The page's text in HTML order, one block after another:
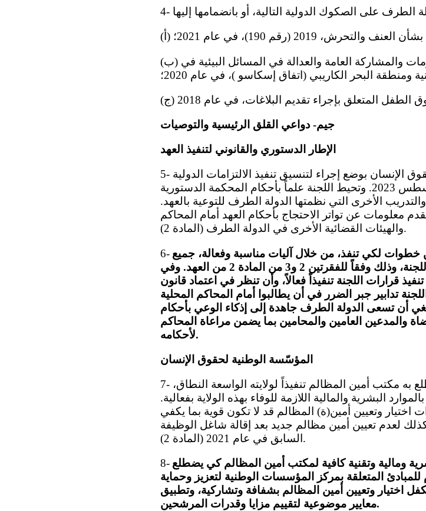
2019 (رقم 190)، في عام 2021؛
(ب) الاتفاق الإقليمي بشأن الوصول إلى المعلومات والمشاركة العامة والعدالة في المسائل البيئية في
ومنطقة البحر الكاريبي (اتفاق إسكاسو )، في عام 2020؛
جيم- دواعي القلق الرئيسية والتوصيات
الإطار الدستوري والقانوني لتنفيذ العهد
5- ترحب اللجنة بقرار وزارة شؤون المرأة وحقوق الإنسان بوضع إجراء لتنسيق تنفيذ الالتزامات الدولية
في مجال حقوق الإنسان، المؤرخ 29 آب/أغسطس 2023. وتحيط اللجنة علماً بأحكام المحكمة الدستورية
الأخرى التي نظمتها الدولة الطرف للتوعية بالعهد.
معلومات عن تواتر الاحتجاج بأحكام العهد أمام المحاكم
والهيئات القضائية الأخرى في الدولة الطرف (المادة 2).
6- لكي تنفذ، من خلال آليات مناسبة وفعالة، جميع
الآراء والملاحظات الختامية التي اعتمدتها اللجنة، وذلك وفقاً للفقرتين 2 و3 من المادة 2 من العهد. وفي
قرارات اللجنة تنفيذاً فعالاً، وأن تنظر في اعتماد قانون
تدابير جبر الضرر في أن يطالبوا أمام المحاكم المحلية
أن تسعى الدولة الطرف جاهدة إلى إذكاء الوعي بأحكام
والمدعين العامين والمحامين بما يضمن مراعاة المحاكم
لأحكامه.
المؤسّسة الوطنية لحقوق الإنسان
7- تعرب اللجنة عن تقديرها للعمل الذي يضطلع به مكتب أمين المظالم تنفيذاً لولايته الواسعة النطاق،
البشرية والمالية اللازمة للوفاء بهذه الولاية بفعالية.
اختيار وتعيين أمين(ة) المظالم قد لا تكون قوية بما يكفي
كذلك لعدم تعيين أمين مظالم جديد بعد إقالة شاغل الوظيفة
السابق في عام 2021 (المادة 2).
8- ومالية وتقنية كافية لمكتب أمين المظالم كي يضطلع
للمبادئ المتعلقة بمركز المؤسسات الوطنية لتعزيز وحماية
اختيار وتعيين أمين المظالم بشفافة وتشاركية، وتطبيق
معايير موضوعية لتقييم مزايا وقدرات المرشحين.